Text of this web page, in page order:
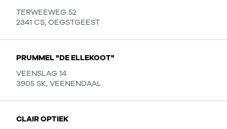
TERWEEWEG 52
2341 CS, OEGSTGEEST
PRUMMEL "DE ELLEKOOT"
VEENSLAG 14
3905 SK, VEENENDAAL
CLAIR OPTIEK